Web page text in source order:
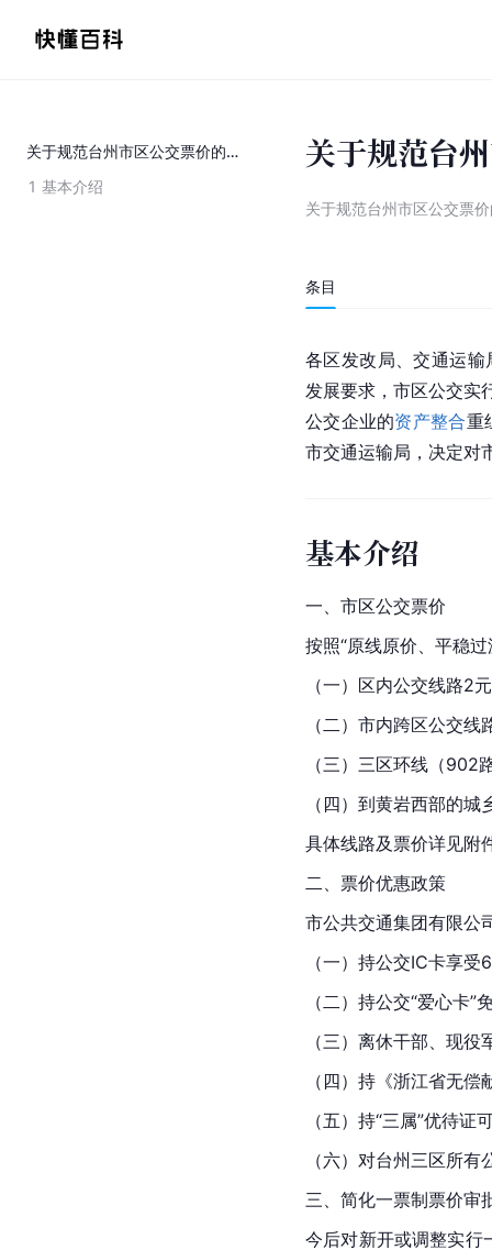
关于规范台州市区公交票价的通知
1 基本介绍
关于规范台
关于规范台州市区公交票
条目
各区发改局、交通运输
发展要求，市区公交实
公交企业的资产整合重
市交通运输局，决定对
基本介绍
一、市区公交票价
按照“原线原价、平稳
（一）区内公交线路2
（二）市内跨区公交
（三）三区环线（902
（四）到黄岩西部的城
具体线路及票价详见附
二、票价优惠政策
市公共交通集团有限公
（一）持公交IC卡享
（二）持公交“爱心卡”
（三）离休干部、现
（四）持《浙江省无偿
（五）持“三属”优待
（六）对台州三区所
三、简化一票制票价审
今后对新开或调整实行